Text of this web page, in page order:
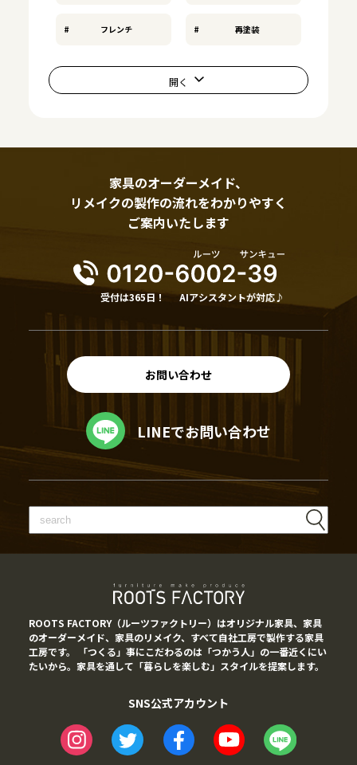
フレンチ 再塗装
家具のオーダーメイド、
リメイクの製作の流れをわかりやすく
ご案内いたします
受付は365日！ AIアシスタントが対応♪
お問い合わせ
LINEでお問い合わせ
ROOTS FACTORY（ルーツファクトリー）はオリジナル家具、家具
のオーダーメイド、家具のリメイク、すべて自社工房で製作する家具
工房です。 「つくる」事にこだわるのは「つかう人」の一番近くにい
たいから。家具を通して「暮らしを楽しむ」スタイルを提案します。
SNS公式アカウント